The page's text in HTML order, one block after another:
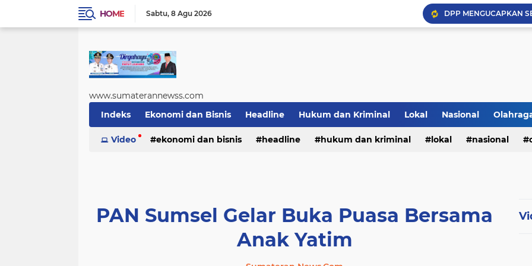
HOME Sabtu 8 Agu 2026
DPP MENGUCAPKAN
Hadapi Musim
Bupati Panca Hadiri
www.sumaterannewss.com
Indeks
Ekonomi dan Bisnis Headline Hukum dan Kriminal Lokal Nasional
Sosial dan Budaya Sumsel Update
Video ekonomi dan bisnis headline hukum dan kriminal lokal nasional
PAN Sumsel Gelar Buka Puasa Bersama
Anak Yatim